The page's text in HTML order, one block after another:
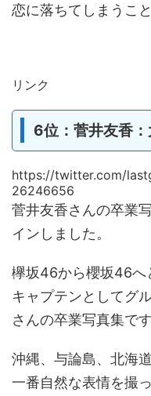
恋に落ちてしまうこ
リンク
6位：菅井友香
https://twitter.com/
26246656
菅井友香さんの卒業
インしました。
欅坂46から櫻坂46へ
キャプテンとしてグ
さんの卒業写真集です
沖縄、与論島、北海
一番自然な表情を撮